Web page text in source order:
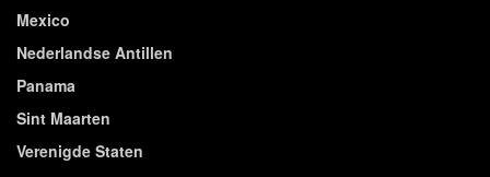
Mexico
Nederlandse Antillen
Panama
Sint Maarten
Verenigde Staten